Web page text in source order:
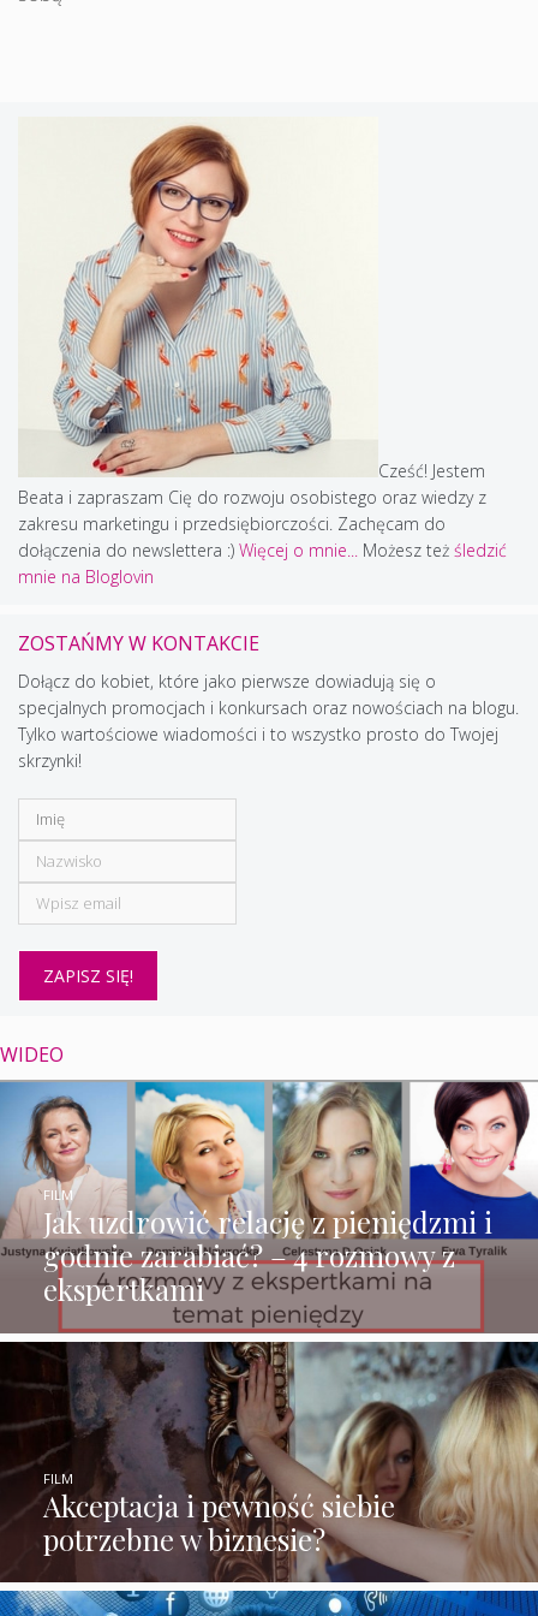
Cześć! Jestem
Beata i zapraszam Cię do rozwoju osobistego oraz wiedzy z
zakresu marketingu i przedsiębiorczości. Zachęcam do
dołączenia do newslettera :) Więcej o mnie... Możesz też śledzić
mnie na Bloglovin
ZOSTAŃMY W KONTAKCIE
Dołącz do kobiet, które jako pierwsze dowiadują się o
specjalnych promocjach i konkursach oraz nowościach na blogu.
Tylko wartościowe wiadomości i to wszystko prosto do Twojej
skrzynki!
WIDEO
Jak uzdrowić relację z pieniędzmi i
godnie zarabiać? – 4 rozmowy z
ekspertkami
FILM
Akceptacja i pewność siebie
potrzebne w biznesie?
FILM